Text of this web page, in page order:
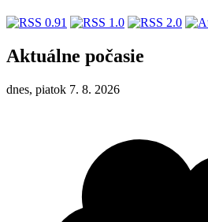
Aktuálne počasie
dnes, piatok 7. 8. 2026